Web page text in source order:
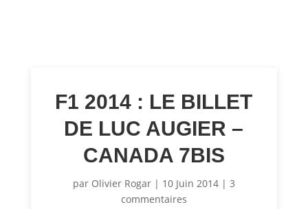
F1 2014 : LE BILLET
DE LUC AUGIER –
CANADA 7BIS
par Olivier Rogar| 10 Juin 2014| 3
commentaires